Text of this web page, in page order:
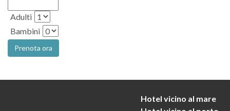
Adulti
Bambini
Hotel vicino al mare